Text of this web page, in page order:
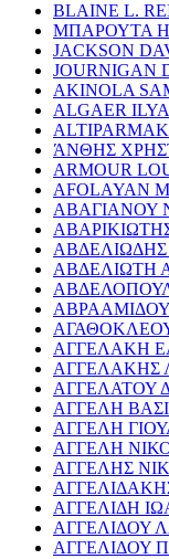
BLAINE L.
ΜΠΑΡΟΥΤΑ
JACKSON
JOURNIGAN
AKINOLA
ALGAER ILYA
ΆΝΘΗΣ
ARMOUR
AFOLAYAN
ΑΒΑΓΙΑΝΟΥ
ΑΒΔΕΛΙΩΤΗ
ΑΓΓΕΛΑΚΗ
ΑΓΓΕΛΑΚΗΣ
ΑΓΓΕΛΑΤΟΥ
ΑΓΓΕΛΗ
ΑΓΓΕΛΗ
ΑΓΓΕΛΗ
ΑΓΓΕΛΗΣ
ΑΓΓΕΛΙΔΗ
ΑΓΓΕΛΙΔΟΥ
ΑΓΓΕΛΙΔΟΥ